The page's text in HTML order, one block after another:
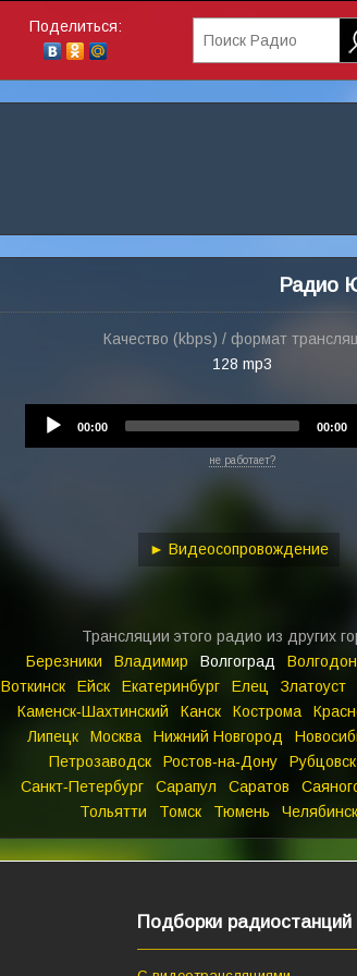
Поделиться:
Поиск Радио
Радио
Качество (kbps) / формат
128 mp3
00:00 00:00
не работает?
► Видеосопровождение
Трансляции этого радио из других
Березники
Владимир Волгоград
Воткинск
Ейск Екатеринбург Елец Златоуст
Каменск‑Шахтинский
Канск Кострома
Липецк
Москва Нижний Новгород
Петрозаводск
Ростов‑на‑Дону Рубцовск
Санкт‑Петербург
Сарапул Саратов
Тольятти
Томск Тюмень Челябинск
Подборки радиостанций